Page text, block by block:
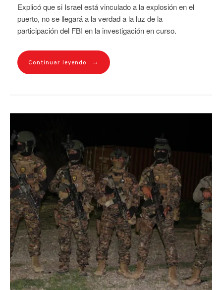
Explicó que si Israel está vinculado a la explosión en el
puerto, no se llegará a la verdad a la luz de la
participación del FBI en la investigación en curso.
Continuar leyendo →